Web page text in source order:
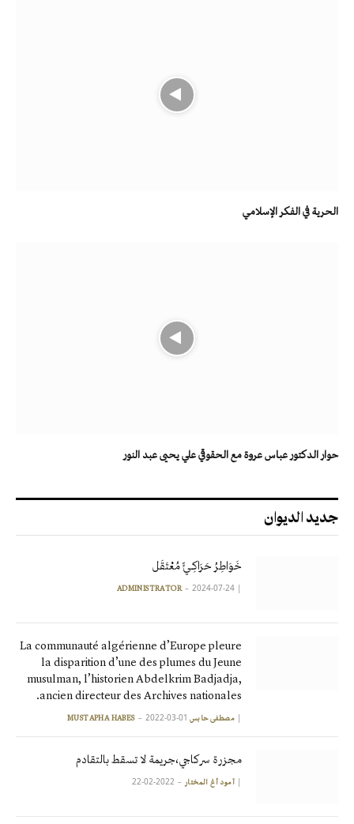
الحرية في الفكر الإسلامي
حوار الدكتور عباس عروة مع الحقوقي علي يحيى عبد النور
جديد الديوان
خَوَاطِرُ حَرَاكِـيٍّ مُعْتَقَل
|
ADMINISTRATOR 2024-07-24
La communauté algérienne d’Europe pleure
la disparition d’une des plumes du Jeune
musulman, l’historien Abdelkrim Badjadja,
ancien directeur des Archives nationales.
| مصطفى حابس MUSTAPHA HABES 2022-03-01
مجزرة سركاجي،جريمة لا تسقط بالتقادم
| آمود أغ المختار 2022-02-22